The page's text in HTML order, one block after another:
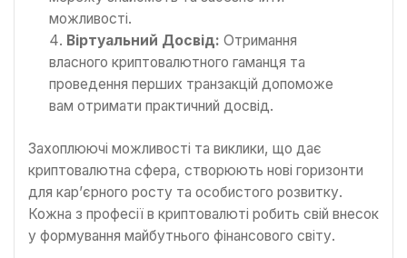
можливості.
Віртуальний Досвід:Отримання
власного криптовалютного гаманця та
проведення перших транзакцій допоможе
вам отримати практичний досвід.
Захоплюючі можливості та виклики, що дає
криптовалютна сфера, створюють нові горизонти
для кар’єрного росту та особистого розвитку.
Кожна з професії в криптовалюті робить свій внесок
у формування майбутнього фінансового світу.